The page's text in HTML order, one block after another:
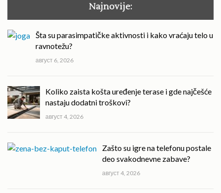
Najnovije:
Šta su parasimpatičke aktivnosti i kako vraćaju telo u
ravnotežu?
август 6, 2026
Koliko zaista košta uređenje terase i gde najčešće
nastaju dodatni troškovi?
август 4, 2026
Zašto su igre na telefonu postale
deo svakodnevne zabave?
август 4, 2026